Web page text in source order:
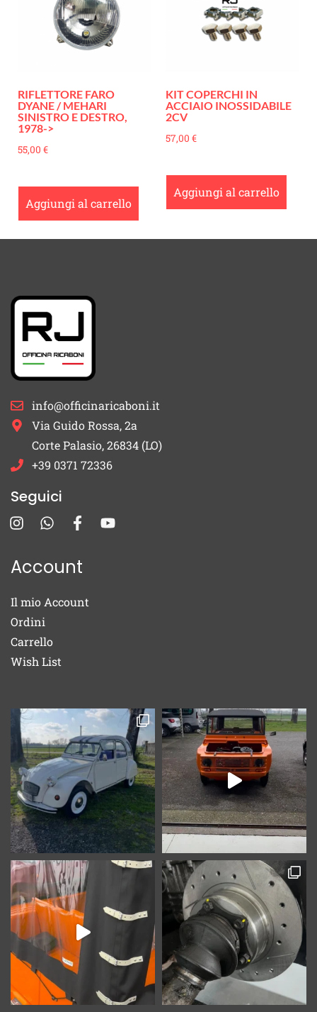
RIFLETTORE FARO
DYANE / MEHARI
SINISTRO E DESTRO,
1978->
55,00 €
Aggiungi al carrello
KIT COPERCHI IN
ACCIAIO INOSSIDABILE
2CV
57,00 €
Aggiungi al carrello
info@officinaricaboni.it
Via Guido Rossa, 2a
Corte Palasio, 26834 (LO)
+39 0371 72336
Seguici
Account
Il mio Account
Ordini
Carrello
Wish List